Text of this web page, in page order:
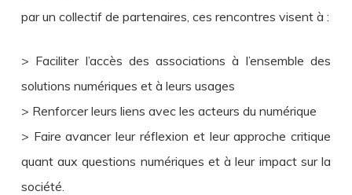
par un collectif de partenaires, ces rencontres visent à :
> Faciliter l’accès des associations à l’ensemble des
solutions numériques et à leurs usages
> Renforcer leurs liens avec les acteurs du numérique
> Faire avancer leur réflexion et leur approche critique
quant aux questions numériques et à leur impact sur la
société.